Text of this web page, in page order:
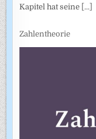
Kapitel hat seine [...]
Zahlentheorie